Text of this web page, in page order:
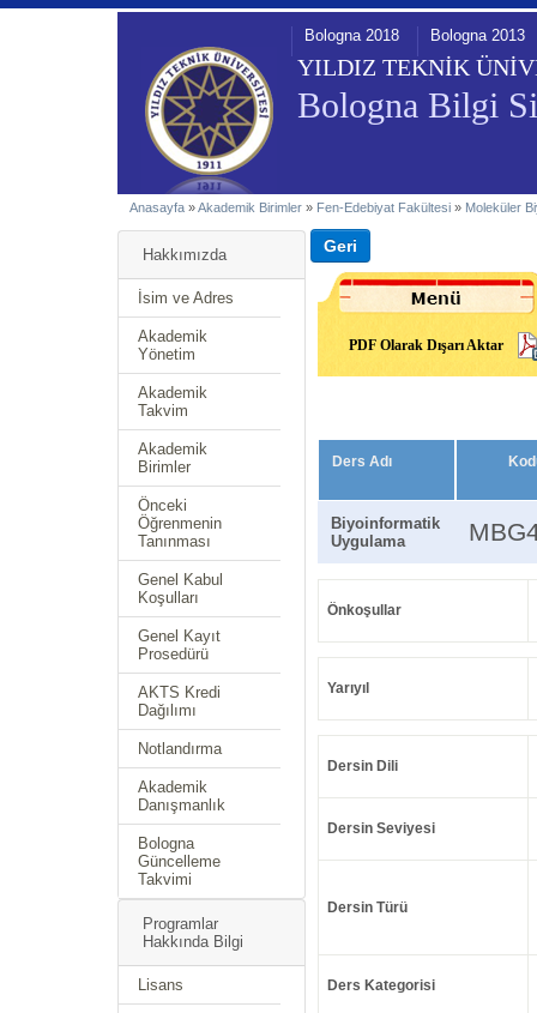
YILDIZ TEKNİK
Bologna Bilgi
Bologna 2018 Bologna 2013
Anasayfa »Akademik Birimler » Fen-Edebiyat Fakültesi » Moleküler
Hakkımızda
İsim ve Adres
Akademik
Yönetim
Akademik
Takvim
Akademik
Birimler
Önceki
Öğrenmenin
Tanınması
Genel Kabul
Koşulları
Genel Kayıt
Prosedürü
AKTS Kredi
Dağılımı
Notlandırma
Akademik
Danışmanlık
Bologna
Güncelleme
Takvimi
Programlar
Hakkında Bilgi
Lisans
PDF Olarak Dışarı Aktar
Ders Adı
Biyoinformatik
Uygulama
Önkoşullar
Yarıyıl
Dersin Dili
Dersin Seviyesi
Dersin Türü
Ders Kategorisi